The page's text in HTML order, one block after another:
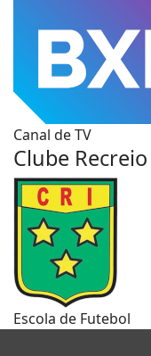
Canal de TV
Clube
Escola de Futebol